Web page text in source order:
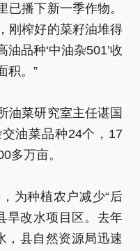
已播下新一季作物。
刚榨好的菜籽油堆得
品种‘中油杂501’收
积。”
油菜研究室主任谌国
油菜品种24个，17
多万亩。
为种植农户减少“后
旱改水项目区。去年
，县自然资源局迅速